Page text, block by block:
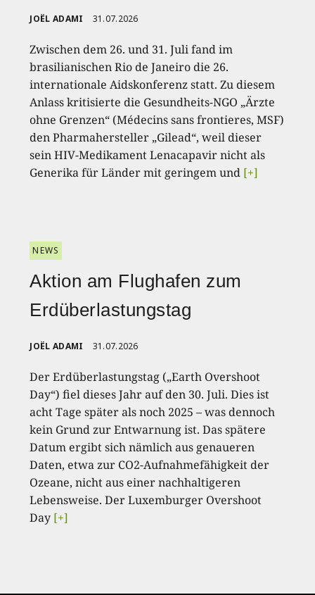
JOËL ADAMI 31.07.2026
Zwischen dem 26. und 31. Juli fand im
brasilianischen Rio de Janeiro die 26.
internationale Aidskonferenz statt. Zu diesem
Anlass kritisierte die Gesundheits-NGO „Ärzte
ohne Grenzen“ (Médecins sans frontieres, MSF)
den Pharmahersteller „Gilead“, weil dieser
sein HIV-Medikament Lenacapavir nicht als
Generika für Länder mit geringem und [+]
NEWS
Aktion am Flughafen zum
Erdüberlastungstag
JOËL ADAMI 31.07.2026
Der Erdüberlastungstag („Earth Overshoot
Day“) fiel dieses Jahr auf den 30. Juli. Dies ist
acht Tage später als noch 2025 – was dennoch
kein Grund zur Entwarnung ist. Das spätere
Datum ergibt sich nämlich aus genaueren
Daten, etwa zur CO2-Aufnahmefähigkeit der
Ozeane, nicht aus einer nachhaltigeren
Lebensweise. Der Luxemburger Overshoot
Day [+]